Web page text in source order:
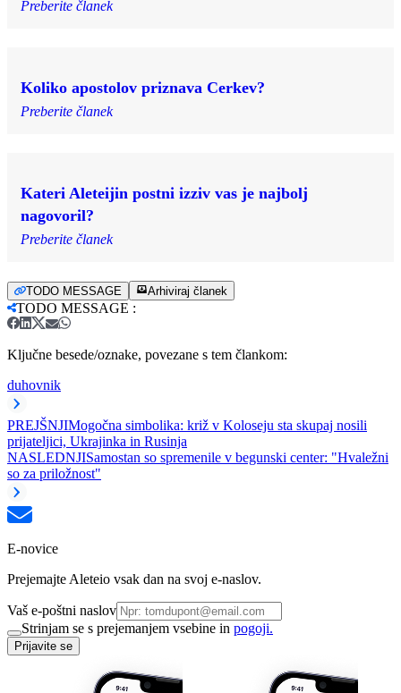
Preberite članek
Koliko apostolov priznava Cerkev?
Preberite članek
Kateri Aleteijin postni izziv vas je najbolj
nagovoril?
Preberite članek
TODO MESSAGE Arhiviraj članek
TODO MESSAGE :
Ključne besede/oznake, povezane s tem člankom:
duhovnik
PREJŠNJIMogočna simbolika: križ v Koloseju sta skupaj nosili
prijateljici, Ukrajinka in Rusinja
NASLEDNJISamostan so spremenile v begunski center: "Hvaležni
so za priložnost"
E-novice
Prejemajte Aleteio vsak dan na svoj e-naslov.
Vaš e-poštni naslov
Strinjam se s prejemanjem vsebine in pogoji.
Prijavite se